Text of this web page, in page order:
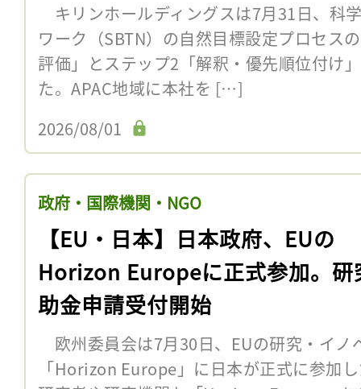
キリンホールディングスは7月31日、科
ワーク（SBTN）の自然目標設定プロセス
評価」とステップ2「解釈・優先順位付け
た。APAC地域に本社を […]
2026/08/01
政府・国際機関・NGO
【EU・日本】日本政府、EUの
Horizon Europeに正式参加。研
助金申請受付開始
欧州委員会は7月30日、EUの研究・イノ
「Horizon Europe」に日本が正式に参加